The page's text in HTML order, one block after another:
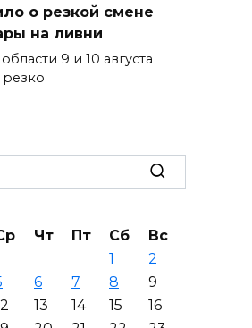
о резкой смене
на ливни
9 и 10 августа
Чт Пт Сб
Вс
1
2
6 7 8
9
13 14 15
16